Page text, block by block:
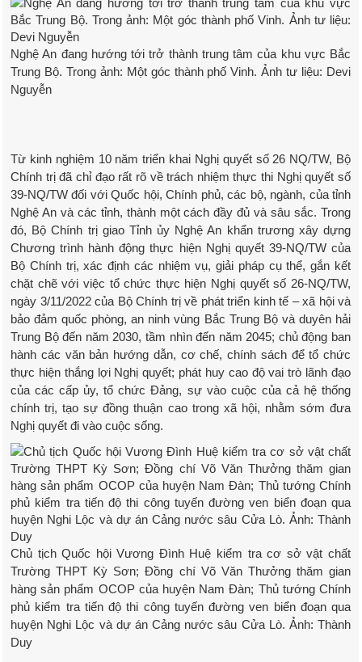
Nghệ An đang hướng tới trở thành trung tâm của khu vực Bắc
Trung Bộ. Trong ảnh: Một góc thành phố Vinh. Ảnh tư liệu: Devi
Nguyễn
Từ kinh nghiệm 10 năm triển khai Nghị quyết số 26 NQ/TW, Bộ
Chính trị đã chỉ đạo rất rõ về trách nhiệm thực thi Nghị quyết số
39-NQ/TW đối với Quốc hội, Chính phủ, các bộ, ngành, của tỉnh
Nghệ An và các tỉnh, thành một cách đầy đủ và sâu sắc. Trong
đó, Bộ Chính trị giao Tỉnh ủy Nghệ An khẩn trương xây dựng
Chương trình hành động thực hiện Nghị quyết 39-NQ/TW của
Bộ Chính trị, xác định các nhiệm vụ, giải pháp cụ thể, gắn kết
chặt chẽ với việc tổ chức thực hiện Nghị quyết số 26-NQ/TW,
ngày 3/11/2022 của Bộ Chính trị về phát triển kinh tế – xã hội và
bảo đảm quốc phòng, an ninh vùng Bắc Trung Bộ và duyên hải
Trung Bộ đến năm 2030, tầm nhìn đến năm 2045; chủ động ban
hành các văn bản hướng dẫn, cơ chế, chính sách để tổ chức
thực hiện thắng lợi Nghị quyết; phát huy cao độ vai trò lãnh đạo
của các cấp ủy, tổ chức Đảng, sự vào cuộc của cả hệ thống
chính trị, tạo sự đồng thuận cao trong xã hội, nhằm sớm đưa
Nghị quyết đi vào cuộc sống.
Chủ tịch Quốc hội Vương Đình Huệ kiểm tra cơ sở vật chất
Trường THPT Kỳ Sơn; Đồng chí Võ Văn Thưởng thăm gian
hàng sản phẩm OCOP của huyện Nam Đàn; Thủ tướng Chính
phủ kiểm tra tiến độ thi công tuyến đường ven biển đoạn qua
huyện Nghi Lộc và dự án Cảng nước sâu Cửa Lò. Ảnh: Thành
Duy